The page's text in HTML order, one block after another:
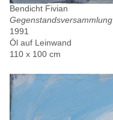
Bendicht Fivian
1991
Öl auf Leinwand
110 x 100 cm